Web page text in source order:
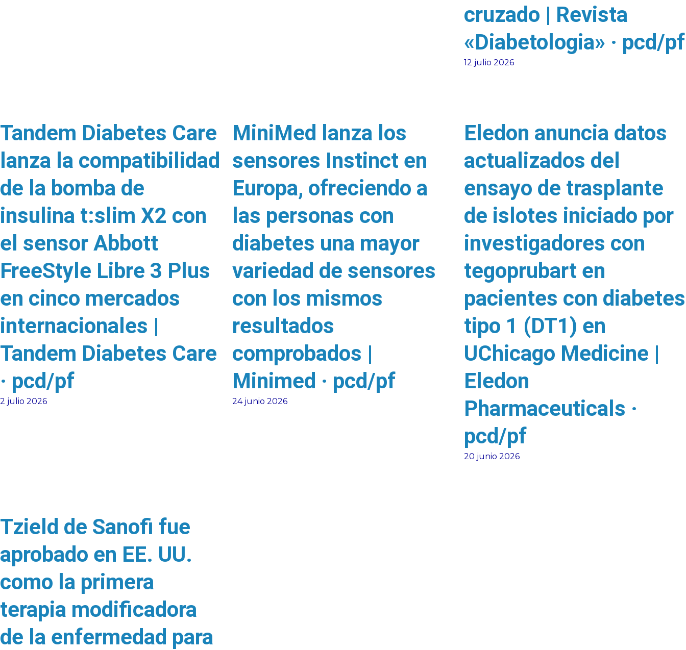
cruzado | Revista
«Diabetologia» · pcd/pf
12 julio 2026
Tandem Diabetes Care
lanza la compatibilidad
de la bomba de
insulina t:slim X2 con
el sensor Abbott
FreeStyle Libre 3 Plus
en cinco mercados
internacionales |
Tandem Diabetes Care
· pcd/pf
2 julio 2026
MiniMed lanza los
sensores Instinct en
Europa, ofreciendo a
las personas con
diabetes una mayor
variedad de sensores
con los mismos
resultados
comprobados |
Minimed · pcd/pf
24 junio 2026
Eledon anuncia datos
actualizados del
ensayo de trasplante
de islotes iniciado por
investigadores con
tegoprubart en
pacientes con diabetes
tipo 1 (DT1) en
UChicago Medicine |
Eledon
Pharmaceuticals ·
pcd/pf
20 junio 2026
Tzield de Sanofi fue
aprobado en EE. UU.
como la primera
terapia modificadora
de la enfermedad para